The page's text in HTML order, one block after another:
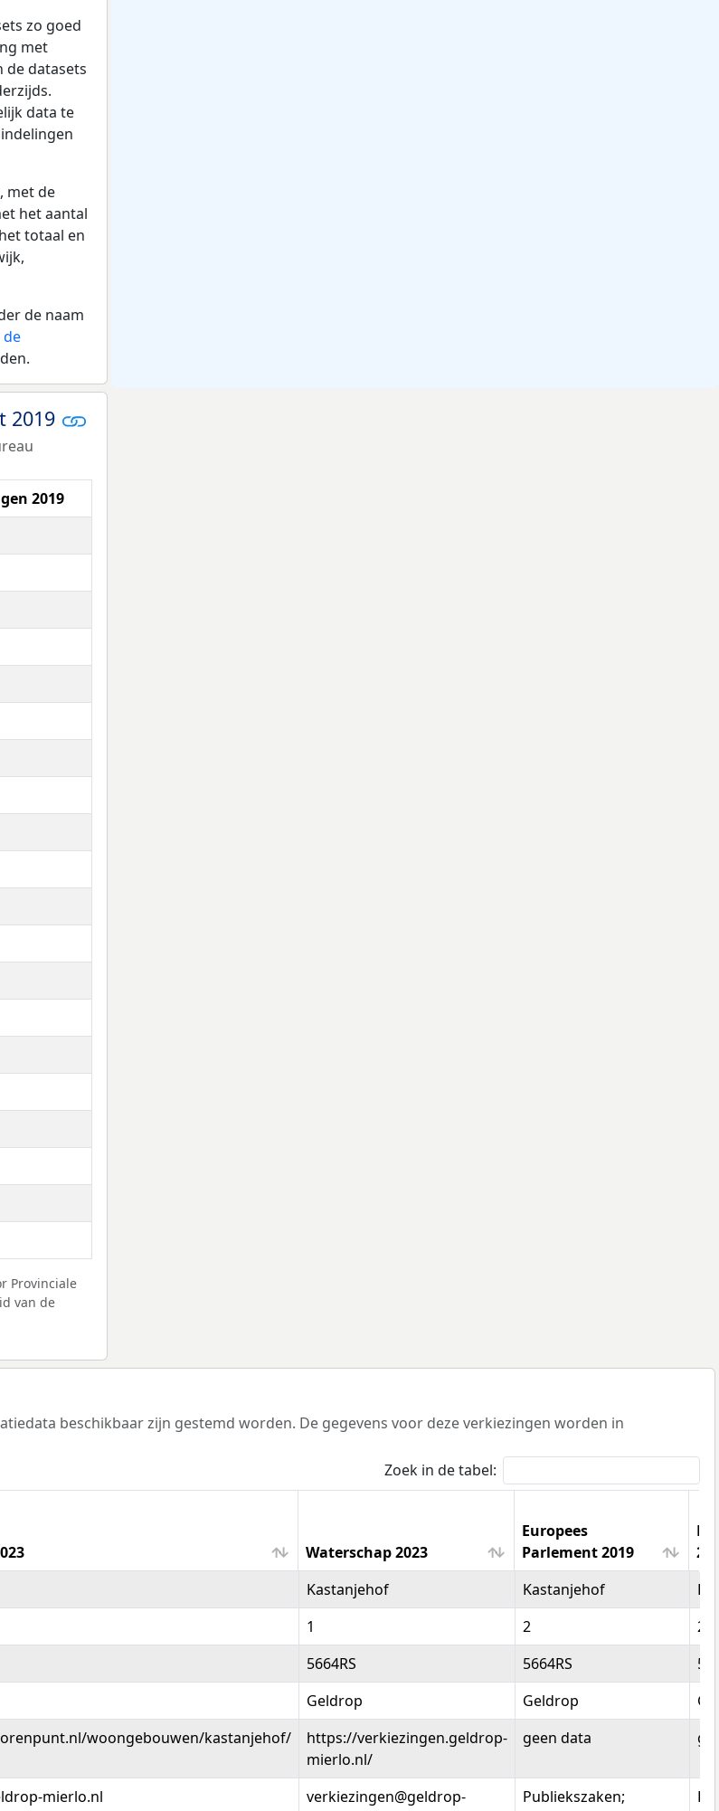
zo goed
met
de datasets
data te
met de
het aantal
totaal en
de naam
2019
2019
Provinciale
van de
beschikbaar zijn gestemd worden. De gegevens voor deze verkiezingen worden in
Zoek in de tabel:
Waterschap 2023
Europees
Parlement 2019
Waterschap 2023
Europees
Parlement 2019
Kastanjehof Kastanjehof
1 2
2
5664RS 5664RS
Geldrop Geldrop
woongebouwen/kastanjehof/
https://verkiezingen.geldrop-
mierlo.nl/
geen data
mierlo.nl
verkiezingen@geldrop-
Publiekszaken;